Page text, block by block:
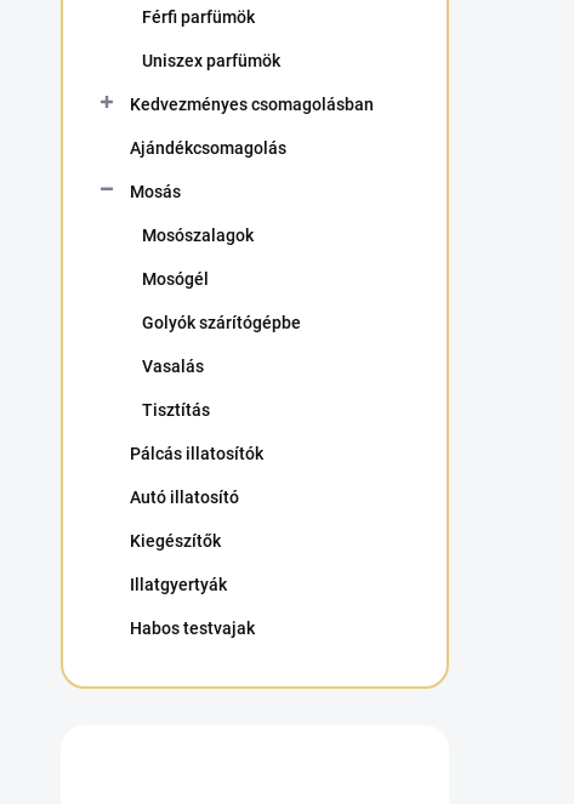
Férfi parfümök
Uniszex parfümök
Kedvezményes csomagolásban
Ajándékcsomagolás
Mosás
Mosószalagok
Mosógél
Golyók szárítógépbe
Vasalás
Tisztítás
Pálcás illatosítók
Autó illatosító
Kiegészítők
Illatgyertyák
Habos testvajak